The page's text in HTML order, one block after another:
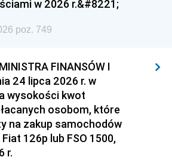
w 2026 r.&#8221;
poz. 749
FINANSÓW I
24 lipca 2026 r. w
wysokości kwot
osobom, które
na zakup samochodów
126p lub FSO 1500,
r.